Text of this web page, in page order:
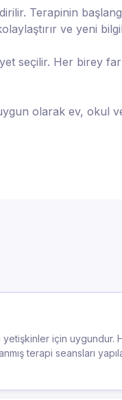
Terapinin
ve yeni
seçilir. Her birey
olarak ev, okul
için uygundur.
terapi seansları